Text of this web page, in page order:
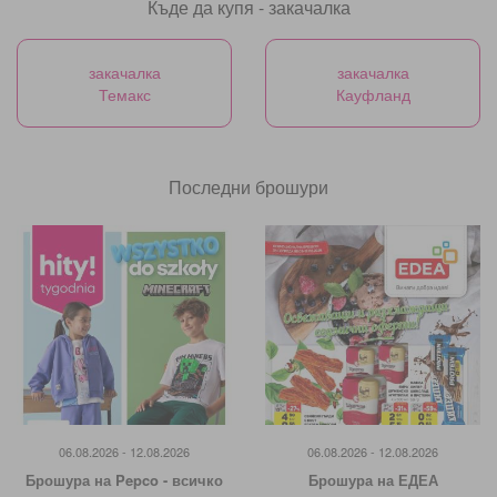
Къде да купя - закачалка
закачалка
Темакс
закачалка
Кауфланд
Последни брошури
06.08.2026 - 12.08.2026
Брошура на Pepco - всичко
06.08.2026 - 12.08.2026
Брошура на ЕДЕА